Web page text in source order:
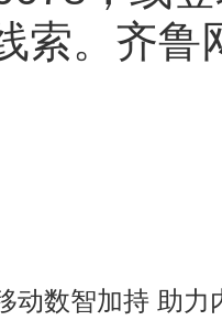
索。齐鲁
动数智加持 助